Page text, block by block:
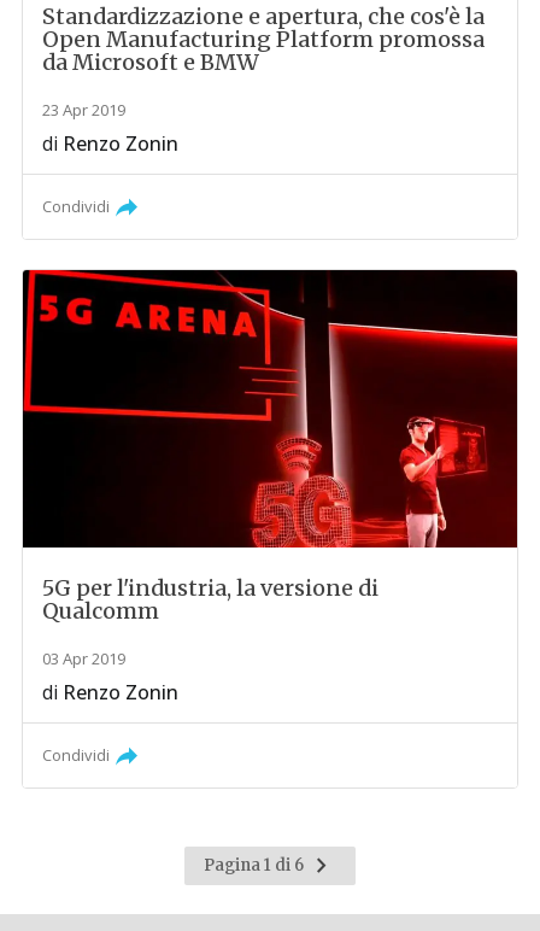
Standardizzazione e apertura, che cos'è la
Open Manufacturing Platform promossa
da Microsoft e BMW
23 Apr 2019
di Renzo Zonin
Condividi
5G per l'industria, la versione di
Qualcomm
03 Apr 2019
di Renzo Zonin
Condividi
Pagina 1 di 6
Pagina
successiva